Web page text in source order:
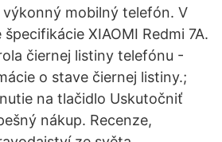
mobilný telefón. V
XIAOMI Redmi 7A.
čiernej listiny telefónu -
o stave čiernej listiny.;
na tlačidlo Uskutočniť
nákup. Recenze,